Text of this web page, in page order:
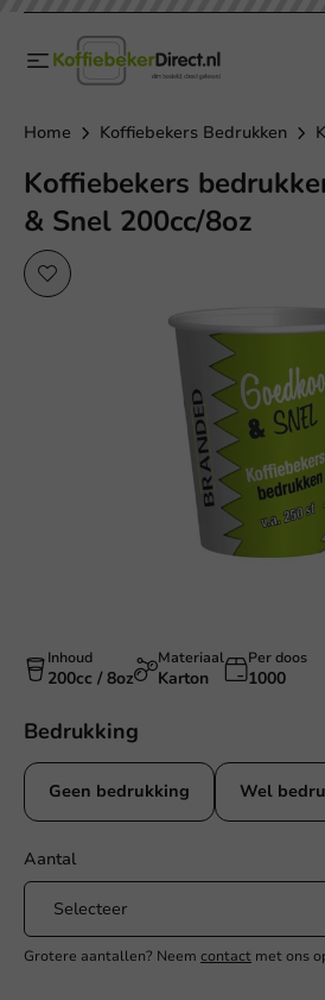
Home Koffiebekers Bedrukken
Koffiebekers
& Snel 200cc/8oz
Inhoud
200cc / 8oz
Materiaal
Karton
Per doos
1000
Bedrukking
Geen bedrukking Wel
Aantal
Grotere aantallen? Neem contact met ons